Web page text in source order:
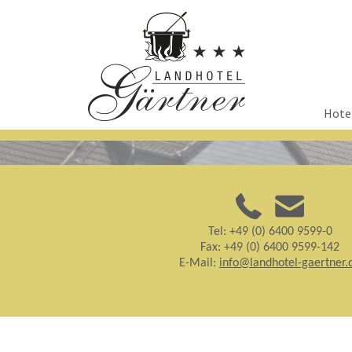
Tel: +49 (0) 6400 9599-0
Fax: +49 (0) 6400 9599-142
E-Mail: info@landhotel-